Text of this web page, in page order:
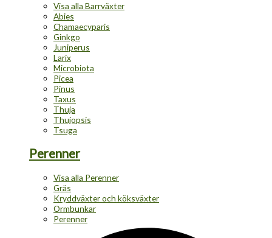
Visa alla Barrväxter
Abies
Chamaecyparis
Ginkgo
Juniperus
Larix
Microbiota
Picea
Pinus
Taxus
Thuja
Thujopsis
Tsuga
Perenner
Visa alla Perenner
Gräs
Kryddväxter och köksväxter
Ormbunkar
Perenner